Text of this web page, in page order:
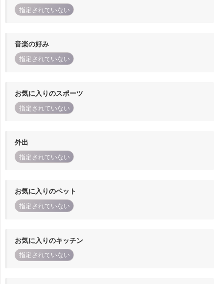
指定されていない
音楽の好み
指定されていない
お気に入りのスポーツ
指定されていない
外出
指定されていない
お気に入りのペット
指定されていない
お気に入りのキッチン
指定されていない